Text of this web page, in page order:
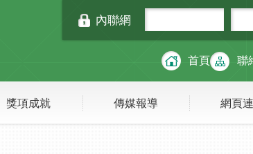
內聯網
首頁 聯
獎項成就 傳媒報導 網頁